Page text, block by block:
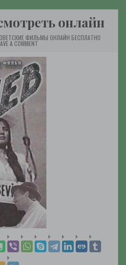
онлайн
ФИЛЬМЫ ОНЛАЙН БЕСПЛАТНО
A COMMENTON
ОНЛАЙН